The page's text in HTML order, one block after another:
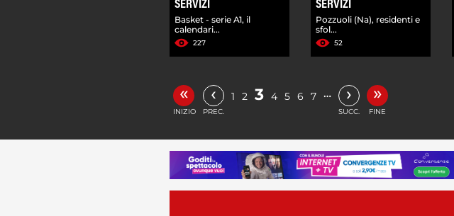
SERVIZI
Basket - serie A1, il
calendari...
227
SERVIZI
Pozzuoli (Na), residenti e
sfol...
52
«
INIZIO
‹
PREC.
1 2 3 4 5 6 7 … ›
SUCC.
»
FINE